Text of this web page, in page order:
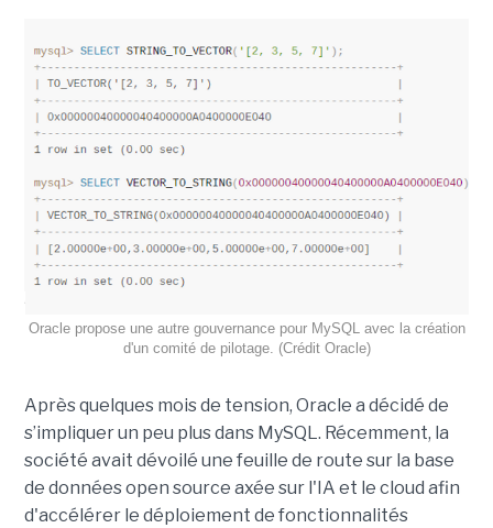
Oracle propose une autre gouvernance pour MySQL avec la création
d'un comité de pilotage. (Crédit Oracle)
Après quelques mois de tension, Oracle a décidé de
s’impliquer un peu plus dans MySQL. Récemment, la
société avait dévoilé une feuille de route sur la base
de données open source axée sur l'IA et le cloud afin
d'accélérer le déploiement de fonctionnalités